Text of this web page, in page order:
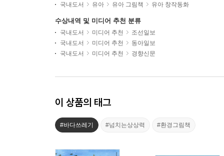
국내도서
유아 유아 그림책 유아 창작동화
수상내역 및 미디어 추천 분류
국내도서 미디어 추천
조선일보
국내도서
미디어 추천
동아일보
국내도서
미디어 추천 경향신문
이 상품의 태그
#바다쓰레기 #넘치는상상력 #환경그림책